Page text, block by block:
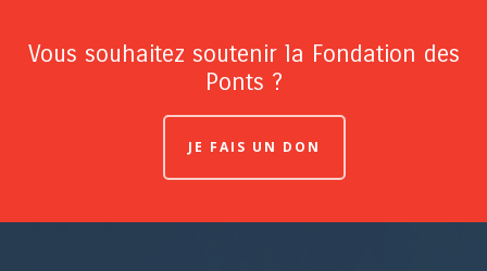
Vous souhaitez soutenir la Fondation des
Ponts ?
JE FAIS UN DON